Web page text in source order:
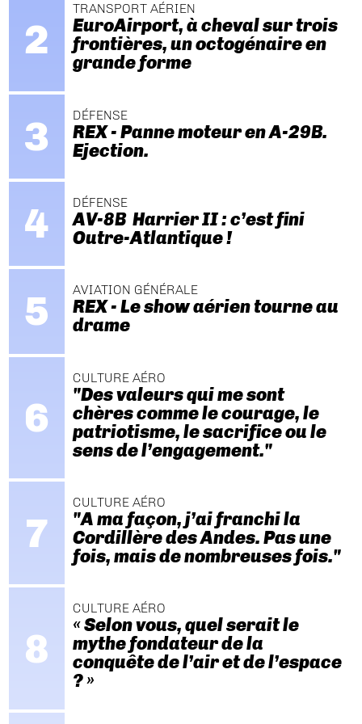
TRANSPORT AÉRIEN
EuroAirport, à cheval sur trois
frontières, un octogénaire en
grande forme
DÉFENSE
REX - Panne moteur en A-29B.
Ejection.
DÉFENSE
AV-8B Harrier II : c’est fini
Outre-Atlantique !
AVIATION GÉNÉRALE
REX - Le show aérien tourne au
drame
CULTURE AÉRO
"Des valeurs qui me sont
chères comme le courage, le
patriotisme, le sacrifice ou le
sens de l’engagement."
CULTURE AÉRO
"A ma façon, j’ai franchi la
Cordillère des Andes. Pas une
fois, mais de nombreuses fois."
CULTURE AÉRO
« Selon vous, quel serait le
mythe fondateur de la
conquête de l’air et de l’espace
? »